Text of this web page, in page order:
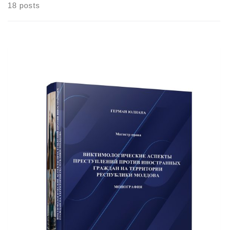
18 posts